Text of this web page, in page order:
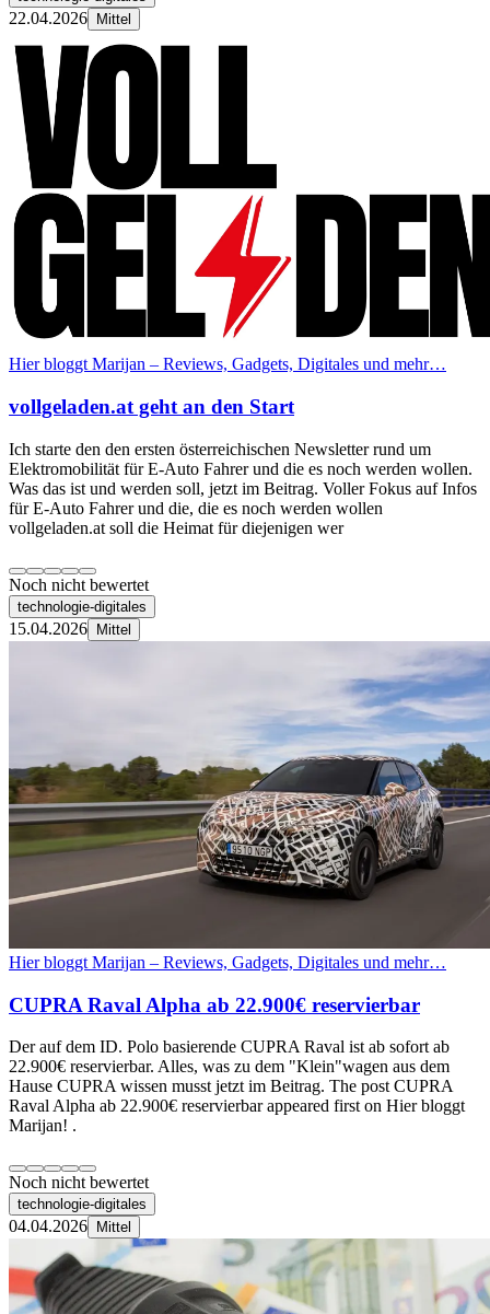
22.04.2026 Mittel
Hier bloggt Marijan – Reviews, Gadgets, Digitales und mehr…
vollgeladen.at geht an den Start
Ich starte den den ersten österreichischen Newsletter rund um
Elektromobilität für E-Auto Fahrer und die es noch werden wollen.
Was das ist und werden soll, jetzt im Beitrag. Voller Fokus auf Infos
für E-Auto Fahrer und die, die es noch werden wollen
vollgeladen.at soll die Heimat für diejenigen wer
Noch nicht bewertet
technologie-digitales
15.04.2026 Mittel
Hier bloggt Marijan – Reviews, Gadgets, Digitales und mehr…
CUPRA Raval Alpha ab 22.900€ reservierbar
Der auf dem ID. Polo basierende CUPRA Raval ist ab sofort ab
22.900€ reservierbar. Alles, was zu dem "Klein"wagen aus dem
Hause CUPRA wissen musst jetzt im Beitrag. The post CUPRA
Raval Alpha ab 22.900€ reservierbar appeared first on Hier bloggt
Marijan! .
Noch nicht bewertet
technologie-digitales
04.04.2026 Mittel